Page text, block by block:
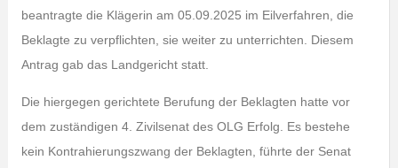
beantragte die Klägerin am 05.09.2025 im Eilverfahren, die
Beklagte zu verpflichten, sie weiter zu unterrichten. Diesem
Antrag gab das Landgericht statt.
Die hiergegen gerichtete Berufung der Beklagten hatte vor
dem zuständigen 4. Zivilsenat des OLG Erfolg. Es bestehe
kein Kontrahierungszwang der Beklagten, führte der Senat